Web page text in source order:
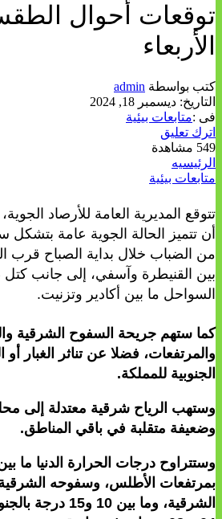
توقعات أحوال
الأربعاء
كتب بواسطة admin
التاريخ: ديسمبر 18, 2024
فى :متابعات بيئية
اترك تعليق
549 مشاهدة
الرئيسيه
متابعات بيئية
تتوقع المديرية العامة للأرصاد الجوية،
أن تتميز الحالة الجوية عامة
من الضباب خلال بداية الصباح قرب
بين القنيطرة وآسفي، إلى جانب
السواحل ما بين أكادير وتزنيت.
كما ستهم جريحة السفوح الشرقية
والمرتفعات، فضلا عن تناثر الغبار أو
الجنوبية للمملكة.
وستهب الرياح شرقية معتدلة إلى
وضعيفة متقلبة في باقي المناطق.
بمرتفعات الأطلس، وسفوحه
الشرقية، وما بين